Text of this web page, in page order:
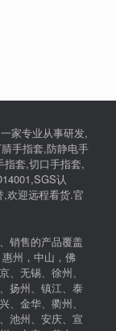
家专业从事研发,
手指套,防静电手
指套,切口手指套,
认
欢迎远程看货.官
销售的产品覆盖
州，中山，佛
、无锡、徐州、
扬州、镇江、泰
金华、衢州、
池州、安庆、宣